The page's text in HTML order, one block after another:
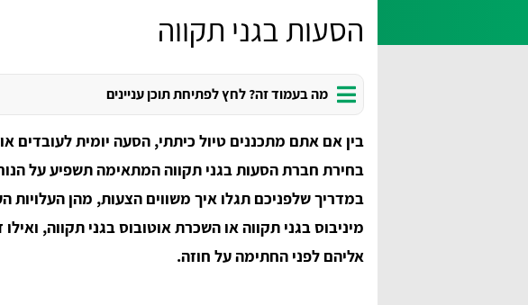
הסעות בגני תקווה
מה בעמוד זה? לחץ לפתיחת תוכן עניינים
בין אם אתם מתכננים טיול כיתתי, הסעה יומית לעובדים
בחירת חברת הסעות בגני תקווה המתאימה תשפיע על
במדריך שלפניכם תגלו איך משווים הצעות, מהן העלויות
מיניבוס בגני תקווה או השכרת אוטובוס בגני תקווה,
אליהם לפני החתימה על חוזה.